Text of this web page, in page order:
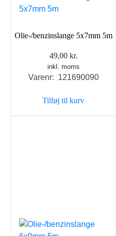
Olie-/benzinslange 5x7mm 5m
49,00 kr.
inkl. moms
Varenr: 121690090
Tilføj til kurv